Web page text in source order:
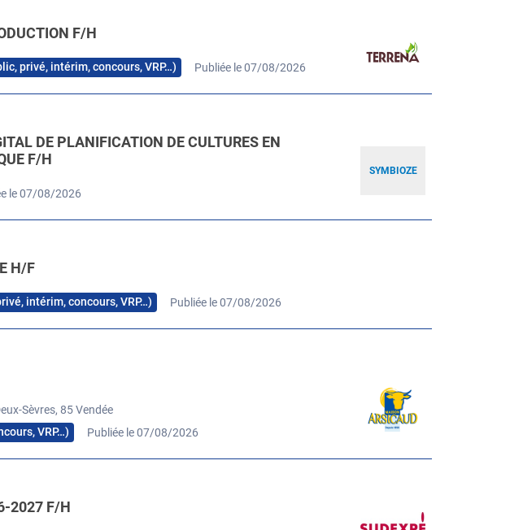
F/H
privé, intérim, concours, VRP…) Publiée le 07/08/2026
SYMBIOZE
DE PLANIFICATION DE CULTURES EN
F/H
le 07/08/2026
H/F
intérim, concours, VRP…) Publiée le 07/08/2026
Sèvres, 85 Vendée
VRP…)
Publiée le 07/08/2026
2027 F/H